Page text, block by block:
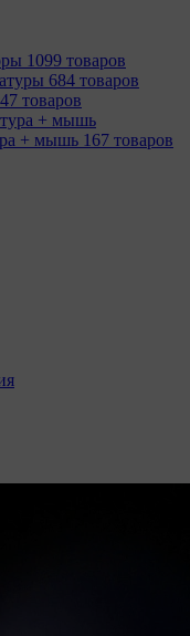
1099 товаров
684 товаров
товаров
+ мышь 167 товаров